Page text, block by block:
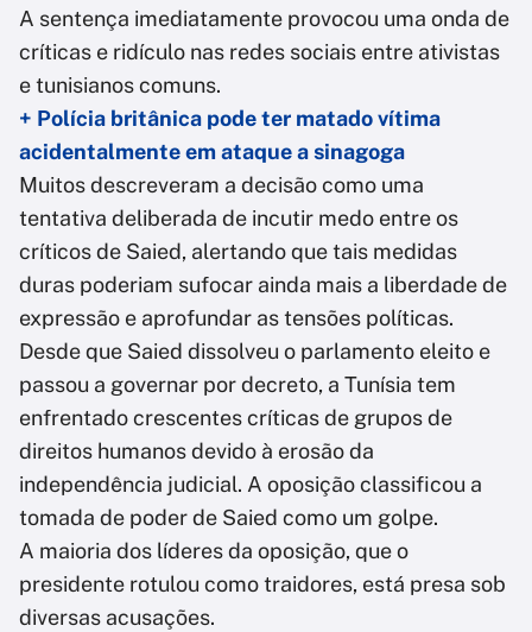
A sentença imediatamente provocou uma onda de
críticas e ridículo nas redes sociais entre ativistas
e tunisianos comuns.
+ Polícia britânica pode ter matado vítima
acidentalmente em ataque a sinagoga
Muitos descreveram a decisão como uma
tentativa deliberada de incutir medo entre os
críticos de Saied, alertando que tais medidas
duras poderiam sufocar ainda mais a liberdade de
expressão e aprofundar as tensões políticas.
Desde que Saied dissolveu o parlamento eleito e
passou a governar por decreto, a Tunísia tem
enfrentado crescentes críticas de grupos de
direitos humanos devido à erosão da
independência judicial. A oposição classificou a
tomada de poder de Saied como um golpe.
A maioria dos líderes da oposição, que o
presidente rotulou como traidores, está presa sob
diversas acusações.